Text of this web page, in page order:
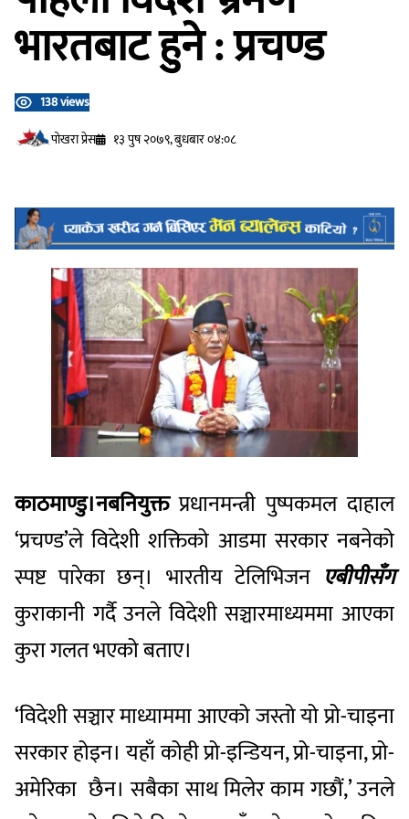
भारतबाट हुने : प्रचण्ड
138 views
प‍ोखरा प्रेस
१३ पुष २०७९, बुधबार ०४:०८
काठमाण्डु।नबनियुक्तप्रधानमन्त्री पुष्पकमल दाहाल
‘प्रचण्ड’ले विदेशी शक्तिको आडमा सरकार नबनेको
स्पष्ट पारेका छन्। भारतीय टेलिभिजन एबीपीसँग
कुराकानी गर्दै उनले विदेशी सञ्चारमाध्यममा आएका
कुरा गलत भएको बताए।
‘विदेशी सञ्चार माध्याममा आएको जस्तो यो प्रो-चाइना
सरकार होइन। यहाँ कोही प्रो-इन्डियन, प्रो-चाइना, प्रो-
अमेरिका छैन। सबैका साथ मिलेर काम गछौं,’ उनले